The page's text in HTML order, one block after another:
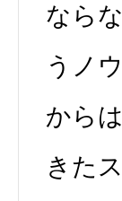
なら
うノ
から
きた